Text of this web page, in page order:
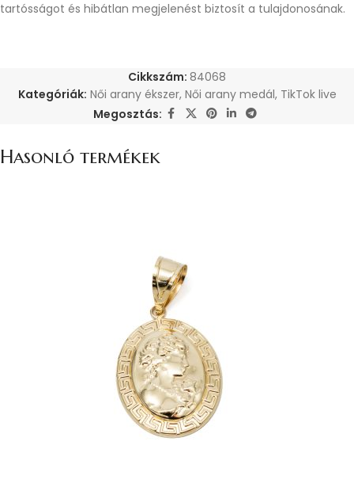
tartósságot és hibátlan megjelenést biztosít a tulajdonosának.
Cikkszám: 84068
Kategóriák: Női arany ékszer, Női arany medál, TikTok live
Megosztás:
Hasonló termékek